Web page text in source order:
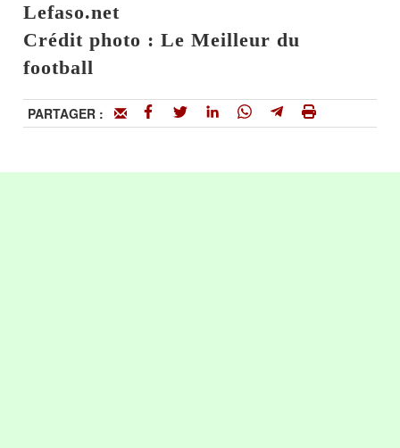
Lefaso.net
Crédit photo : Le Meilleur du
football
PARTAGER :